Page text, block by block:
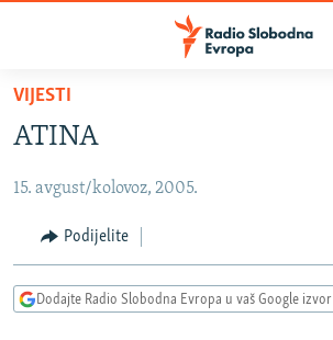
Pređite
glavni
Pređite
Pređite
SRBIJA
KOSOVO
VIZUELNO
VIJESTI
ATINA
15. avgust/kolovoz, 2005.
Podijelite
Dodajte Radio Slobodna Evropa u vaš Google izvor